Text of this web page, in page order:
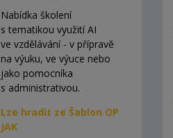
Nabídka školení
s tematikou využití AI
ve vzdělávání - v přípravě
na výuku, ve výuce nebo
jako pomocníka
s administrativou.
Lze hradit ze Šablon OP
JAK